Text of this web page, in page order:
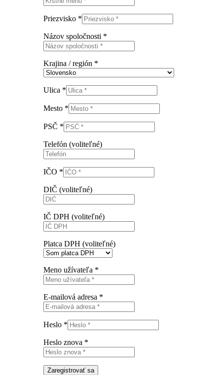
Priezvisko *
Názov spoločnosti *
Krajina / región *
Ulica *
Mesto *
PSČ *
Telefón (voliteľné)
IČO *
DIČ (voliteľné)
IČ DPH (voliteľné)
Platca DPH (voliteľné)
Meno užívateľa *
E-mailová adresa *
Heslo *
Heslo znova *
Zaregistrovať sa